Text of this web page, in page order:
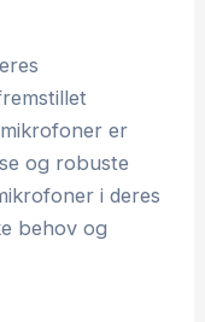
er
og robuste
i deres
behov og